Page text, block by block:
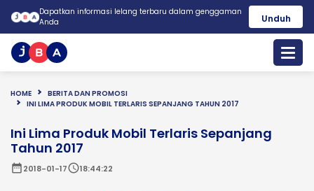
Dapatkan informasi lelang terbaru dalam genggaman
Anda
Unduh
HOME
BERITA DAN PROMOSI
INI LIMA PRODUK MOBIL TERLARIS SEPANJANG TAHUN 2017
Ini Lima Produk Mobil Terlaris Sepanjang
Tahun 2017
date_range2018-01-17schedule18:44:22